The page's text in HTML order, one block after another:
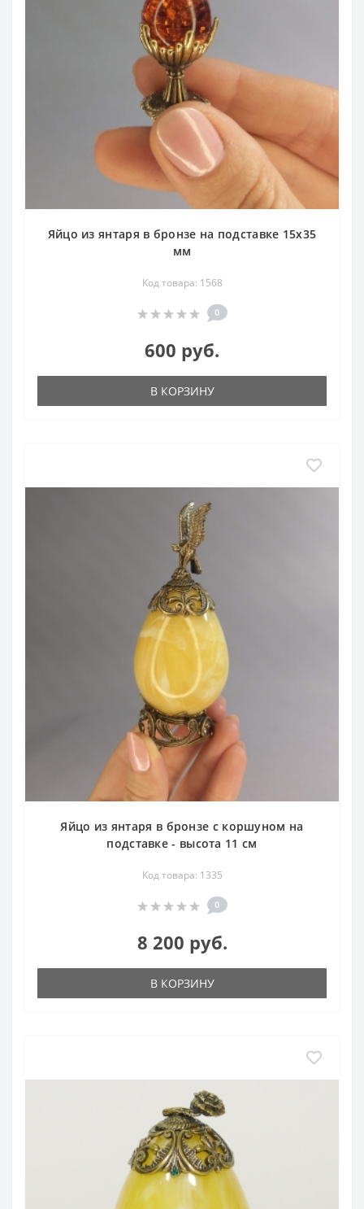
Яйцо из янтаря в бронзе на подставке 15х35
мм
Код товара: 1568
0
600 руб.
В КОРЗИНУ
Яйцо из янтаря в бронзе с коршуном на
подставке - высота 11 см
Код товара: 1335
0
8 200 руб.
В КОРЗИНУ